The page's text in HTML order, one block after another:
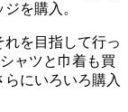
を購入。
を目指して行っ
ャツと巾着も買
にいろいろ購入